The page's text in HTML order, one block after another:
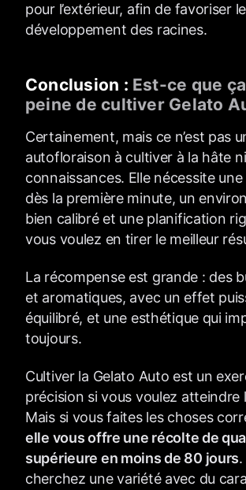
pour l’extérieur, afin de favoriser le
développement des racines.
Conclusion : Est-ce que
peine de cultiver Gelato
Certainement, mais ce n’est pas
autofloraison à cultiver à la hâte
connaissances. Elle nécessite
dès la première minute, un
bien calibré et une planification
vous voulez en tirer le meilleur
La récompense est grande : des
et aromatiques, avec un effet
équilibré, et une esthétique qui
toujours.
Cultiver la Gelato Auto est un
précision si vous voulez atteindre
Mais si vous faites les choses
elle vous offre une récolte de
supérieure en moins de 80 jours
cherchez une variété avec du